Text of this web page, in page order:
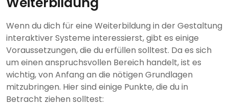
Wenn du dich für eine Weiterbildung in der Gestaltung
interaktiver Systeme interessierst, gibt es einige
Voraussetzungen, die du erfüllen solltest. Da es sich
um einen anspruchsvollen Bereich handelt, ist es
wichtig, von Anfang an die nötigen Grundlagen
mitzubringen. Hier sind einige Punkte, die du in
Betracht ziehen solltest: